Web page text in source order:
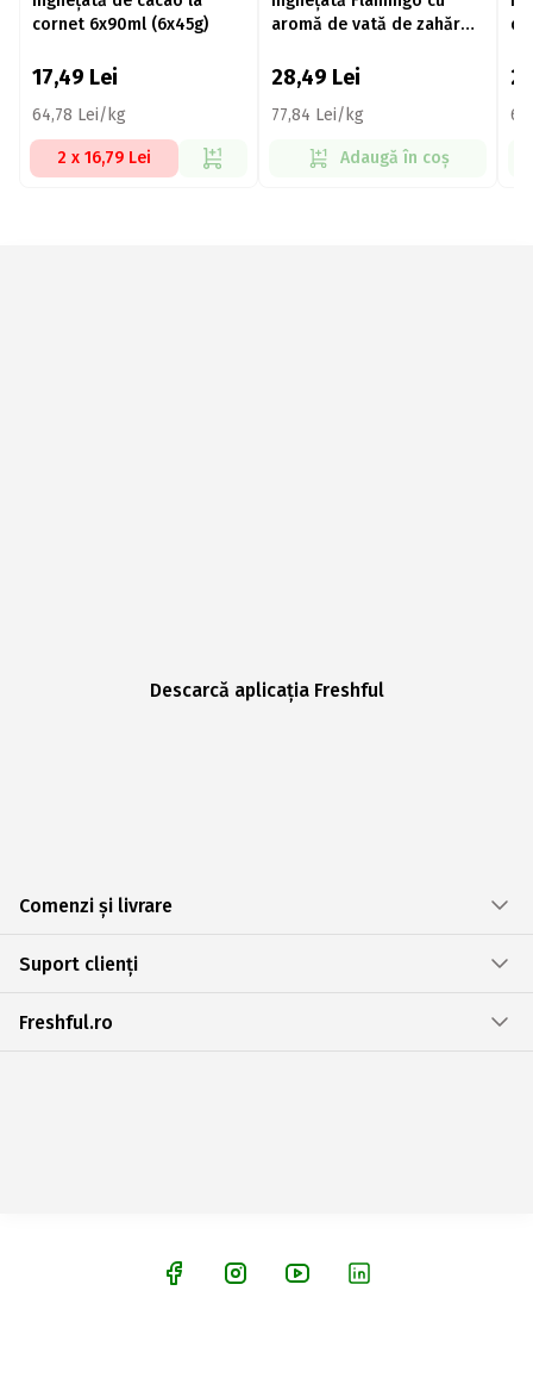
cornet 6x90ml (6x45g)
17,49 Lei
64,78 Lei/kg
2 x 16,79 Lei
aromă de vată de zahăr
28,49 Lei
77,84 Lei/kg
Adaugă în coș
Descarcă aplicația Freshful
Comenzi și livrare
Suport clienți
Freshful.ro